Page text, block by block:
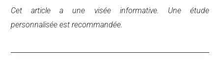
Cet article a une visée informative. Une étude
personnalisée est recommandée.